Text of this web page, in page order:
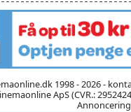
1998 - 2026 -
ApS (CVR.: